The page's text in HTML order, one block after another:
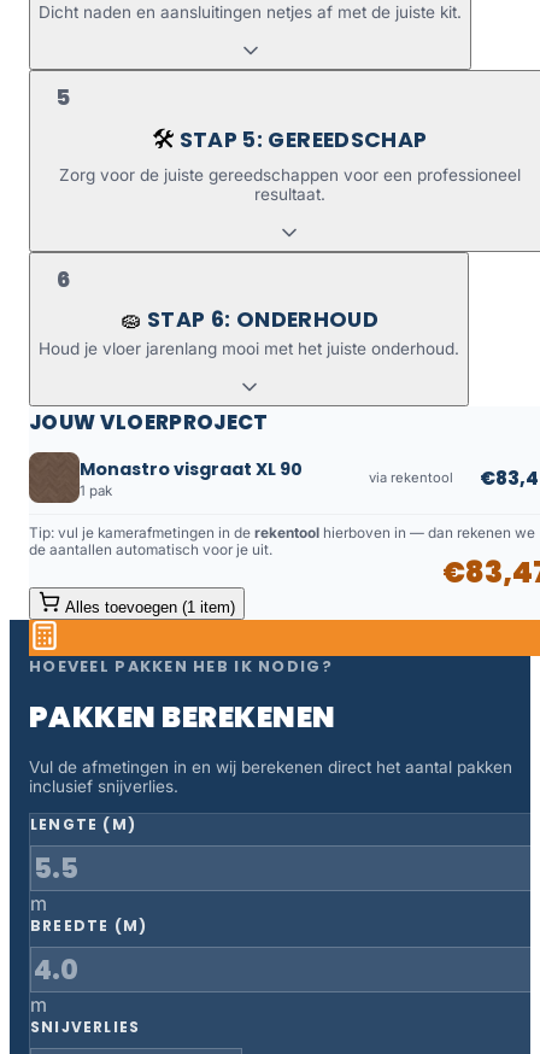
Dicht naden en aansluitingen netjes af met de juiste kit.
5
🛠️ STAP 5: GEREEDSCHAP
Zorg voor de juiste gereedschappen voor een professioneel
resultaat.
6
🧽 STAP 6: ONDERHOUD
Houd je vloer jarenlang mooi met het juiste onderhoud.
JOUW VLOERPROJECT
Monastro visgraat XL 90
1 pak
via rekentool
Tip: vul je kamerafmetingen in de rekentool hierboven in — dan rekenen we
de aantallen automatisch voor je uit.
Alles toevoegen (1 item)
HOEVEEL PAKKEN HEB IK NODIG?
PAKKEN BEREKENEN
Vul de afmetingen in en wij berekenen direct het aantal pakken
inclusief snijverlies.
LENGTE (M)
m
BREEDTE (M)
m
SNIJVERLIES